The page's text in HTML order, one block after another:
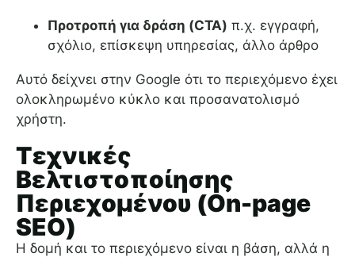
Προτροπή για δράση (CTA) π.χ. εγγραφή,
σχόλιο, επίσκεψη υπηρεσίας, άλλο άρθρο
Αυτό δείχνει στην Google ότι το περιεχόμενο έχει
ολοκληρωμένο κύκλο και προσανατολισμό
χρήστη.
Τεχνικές
Βελτιστοποίησης
Περιεχομένου (On-page
SEO)
Η δομή και το περιεχόμενο είναι η βάση, αλλά η